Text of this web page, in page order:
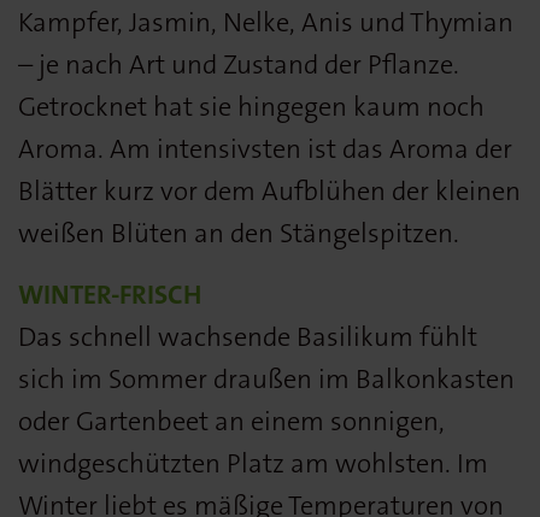
Kampfer, Jasmin, Nelke, Anis und Thymian
– je nach Art und Zustand der Pflanze.
Getrocknet hat sie hingegen kaum noch
Aroma. Am intensivsten ist das Aroma der
Blätter kurz vor dem Aufblühen der kleinen
weißen Blüten an den Stängelspitzen.
WINTER-FRISCH
Das schnell wachsende Basilikum fühlt
sich im Sommer draußen im Balkonkasten
oder Gartenbeet an einem sonnigen,
windgeschützten Platz am wohlsten. Im
Winter liebt es mäßige Temperaturen von